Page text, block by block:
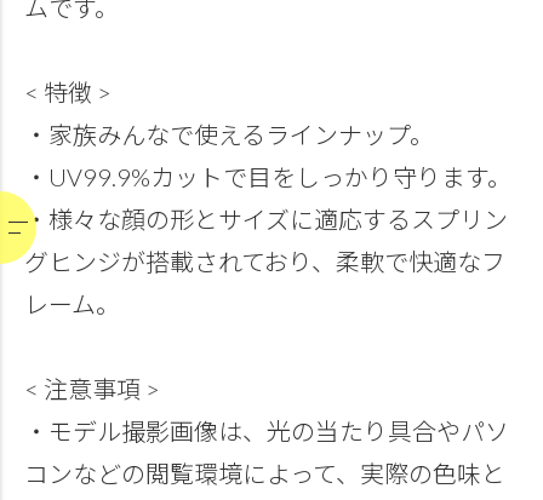
ムです。
< 特徴 >
・家族みんなで使えるラインナップ。
・UV99.9%カットで目をしっかり守ります。
・様々な顔の形とサイズに適応するスプリン
グヒンジが搭載されており、柔軟で快適なフ
レーム。
< 注意事項 >
・モデル撮影画像は、光の当たり具合やパソ
コンなどの閲覧環境によって、実際の色味と